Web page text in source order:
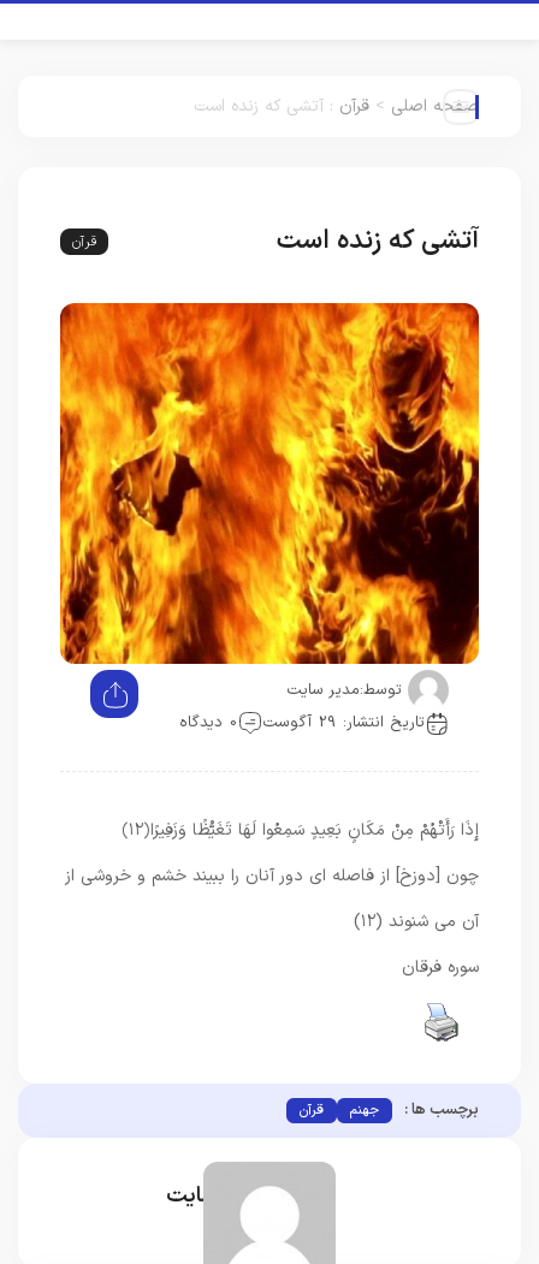
صفحه اصلی > قرآن : آتشی که زنده است
آتشی که زنده است قرآن
توسط:مدیر سایت
تاریخ انتشار: 29 آگوست
0 دیدگاه
إِذَا رَأَتْهُمْ مِنْ مَكَانٍ بَعِيدٍ سَمِعُوا لَهَا تَغَيُّظًا وَزَفِيرًا﴿۱۲﴾
چون [دوزخ] از فاصله‏ اى دور آنان را ببيند خشم و خروشى از
آن مى ‏شنوند (۱۲)
سوره فرقان
برچسب ها : جهنم قرآن
مدیر سایت